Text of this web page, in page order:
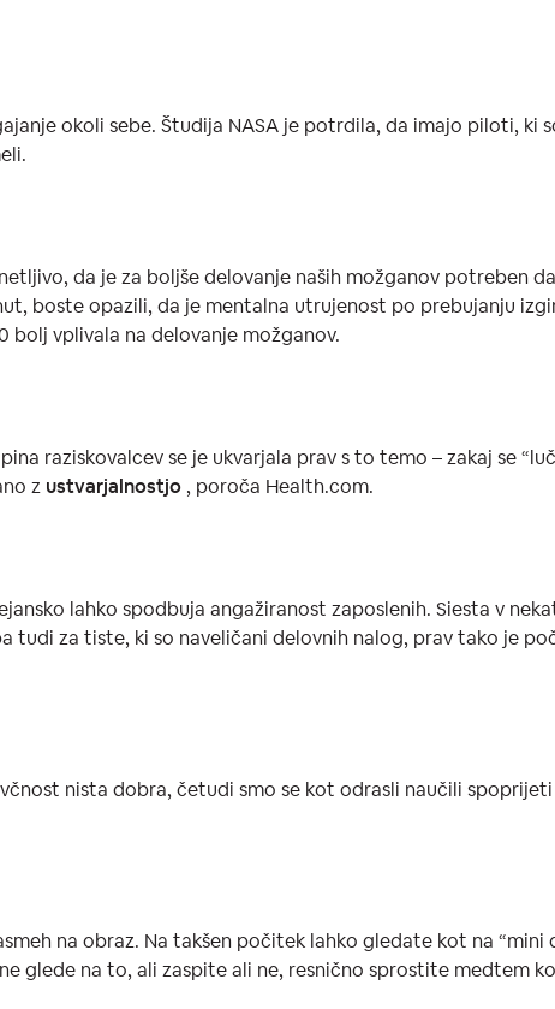
okoli sebe. Študija NASA je potrdila, da imajo piloti, ki
da je za boljše delovanje naših možganov potreben
boste opazili, da je mentalna utrujenost po prebujanju
bolj vplivala na delovanje možganov.
raziskovalcev se je ukvarjala prav s to temo – zakaj se
z ustvarjalnostjo , poroča Health.com.
lahko spodbuja angažiranost zaposlenih. Siesta v
za tiste, ki so naveličani delovnih nalog, prav tako je
nista dobra, četudi smo se kot odrasli naučili
na obraz. Na takšen počitek lahko gledate kot na “mini
glede na to, ali zaspite ali ne, resnično sprostite medtem